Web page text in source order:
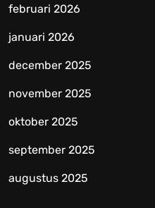
februari 2026
januari 2026
december 2025
november 2025
oktober 2025
september 2025
augustus 2025